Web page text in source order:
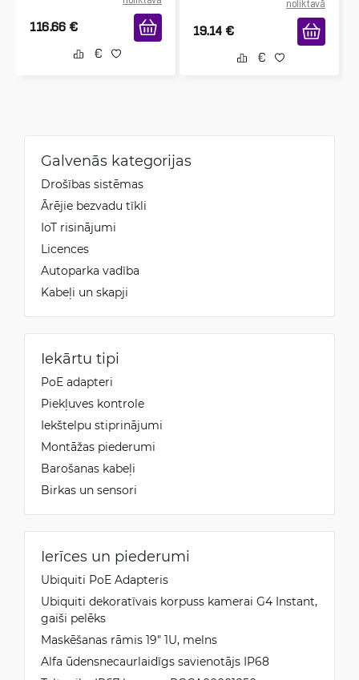
116.66 €
noliktavā
19.14 €
Galvenās kategorijas
Drošības sistēmas
Ārējie bezvadu tīkli
IoT risinājumi
Licences
Autoparka vadība
Kabeļi un skapji
Iekārtu tipi
PoE adapteri
Piekļuves kontrole
Iekštelpu stiprinājumi
Montāžas piederumi
Barošanas kabeļi
Birkas un sensori
Ierīces un piederumi
Ubiquiti PoE Adapteris
Ubiquiti dekoratīvais korpuss kamerai G4 Instant,
gaiši pelēks
Maskēšanas rāmis 19" 1U, melns
Alfa ūdensnecaurlaidīgs savienotājs IP68